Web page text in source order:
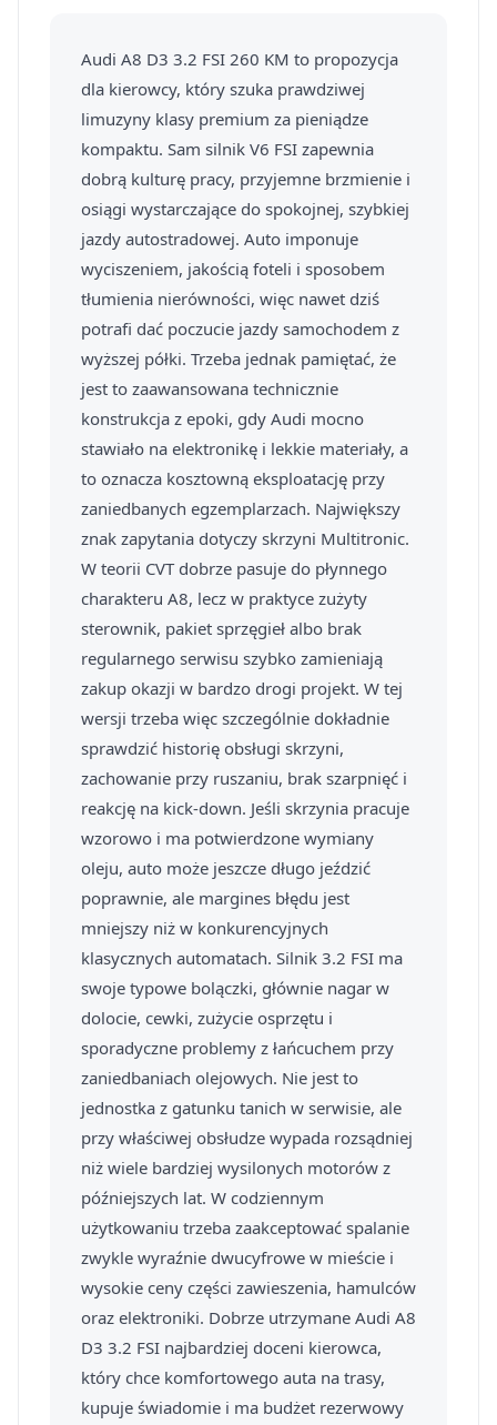
Audi A8 D3 3.2 FSI 260 KM to propozycja
dla kierowcy, który szuka prawdziwej
limuzyny klasy premium za pieniądze
kompaktu. Sam silnik V6 FSI zapewnia
dobrą kulturę pracy, przyjemne brzmienie i
osiągi wystarczające do spokojnej, szybkiej
jazdy autostradowej. Auto imponuje
wyciszeniem, jakością foteli i sposobem
tłumienia nierówności, więc nawet dziś
potrafi dać poczucie jazdy samochodem z
wyższej półki. Trzeba jednak pamiętać, że
jest to zaawansowana technicznie
konstrukcja z epoki, gdy Audi mocno
stawiało na elektronikę i lekkie materiały, a
to oznacza kosztowną eksploatację przy
zaniedbanych egzemplarzach. Największy
znak zapytania dotyczy skrzyni Multitronic.
W teorii CVT dobrze pasuje do płynnego
charakteru A8, lecz w praktyce zużyty
sterownik, pakiet sprzęgieł albo brak
regularnego serwisu szybko zamieniają
zakup okazji w bardzo drogi projekt. W tej
wersji trzeba więc szczególnie dokładnie
sprawdzić historię obsługi skrzyni,
zachowanie przy ruszaniu, brak szarpnięć i
reakcję na kick-down. Jeśli skrzynia pracuje
wzorowo i ma potwierdzone wymiany
oleju, auto może jeszcze długo jeździć
poprawnie, ale margines błędu jest
mniejszy niż w konkurencyjnych
klasycznych automatach. Silnik 3.2 FSI ma
swoje typowe bolączki, głównie nagar w
dolocie, cewki, zużycie osprzętu i
sporadyczne problemy z łańcuchem przy
zaniedbaniach olejowych. Nie jest to
jednostka z gatunku tanich w serwisie, ale
przy właściwej obsłudze wypada rozsądniej
niż wiele bardziej wysilonych motorów z
późniejszych lat. W codziennym
użytkowaniu trzeba zaakceptować spalanie
zwykle wyraźnie dwucyfrowe w mieście i
wysokie ceny części zawieszenia, hamulców
oraz elektroniki. Dobrze utrzymane Audi A8
D3 3.2 FSI najbardziej doceni kierowca,
który chce komfortowego auta na trasy,
kupuje świadomie i ma budżet rezerwowy